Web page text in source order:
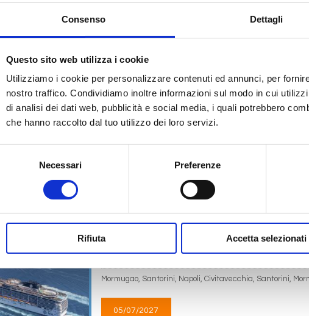
Consenso Dettagli
Questo sito web utilizza i cookie
Utilizziamo i cookie per personalizzare contenuti ed annunci, per
nostro traffico. Condividiamo inoltre informazioni sul modo in cui
di analisi dei dati web, pubblicità e social media, i quali potrebbero
che hanno raccolto dal tuo utilizzo dei loro servizi.
Necessari Preferenze
Rifiuta Accetta selezionati
€ 903
Mediterraneo8 giorni
daKusadasi
Kusadasi, Mormugao, Napoli, Civitavecchia, Mykonos,
€ 913
Mediterraneo8 giorni
daMormugaoconMSC Divina
Mormugao, Santorini, Napoli, Civitavecchia, Santorini,
05/07/2027